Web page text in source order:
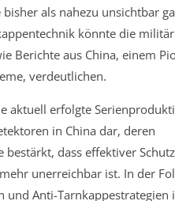
als nahezu unsichtbar
könnte die
Berichte aus China, einem
verdeutlichen.
aktuell erfolgte
in China dar, deren
dass effektiver
unerreichbar ist. In der
und Anti-Tarnkappestrategien